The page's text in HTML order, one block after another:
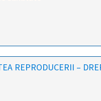
REPRODUCERII –